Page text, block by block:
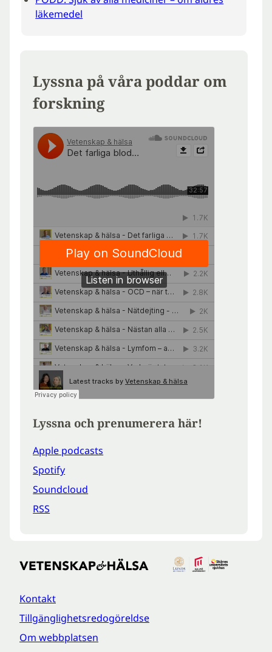
läkemedel
Lyssna på våra poddar om
forskning
Lyssna och prenumerera här!
Apple podcasts
Spotify
Soundcloud
RSS
Kontakt
Tillgänglighetsredogöreldse
Om webbplatsen